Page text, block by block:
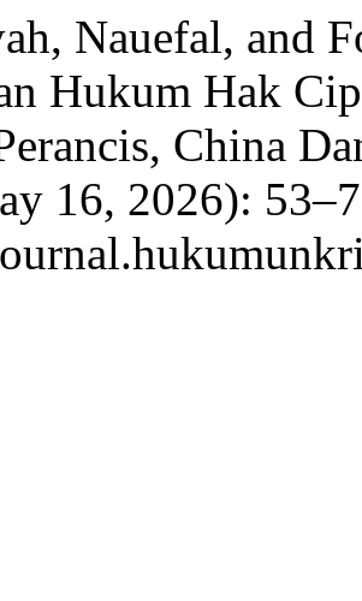
Nauefal, and
Hukum Hak
China
16, 2026):